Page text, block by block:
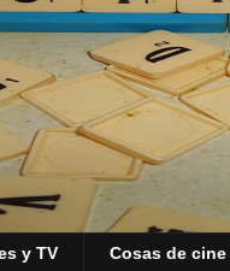
y TV Cosas de cine